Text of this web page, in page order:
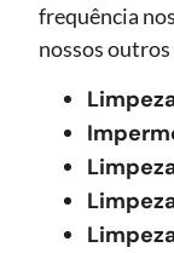
frequência
nossos